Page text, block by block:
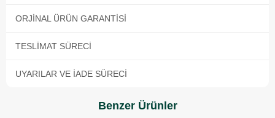
ORJINAL ÜRÜN GARANTISI
TESLIMAT SÜRECI
UYARILAR VE İADE SÜRECI
Benzer Ürünler